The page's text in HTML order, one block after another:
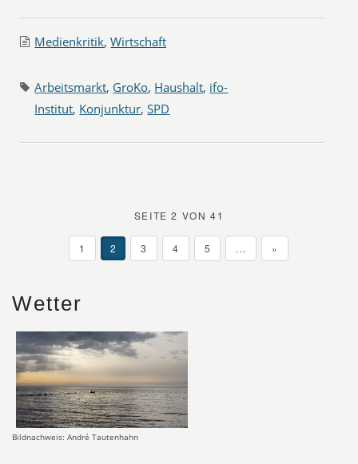
Medienkritik,Wirtschaft
Arbeitsmarkt, GroKo, Haushalt, ifo-
Institut, Konjunktur,SPD
SEITE 2 VON 41
1 2 3 4 5 ... »
Wetter
Bildnachweis: André Tautenhahn